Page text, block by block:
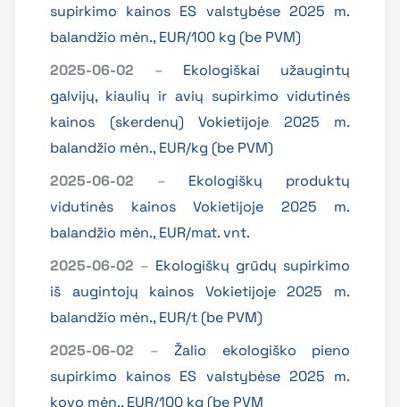
supirkimo kainos ES valstybėse 2025 m.
balandžio mėn., EUR/100 kg (be PVM)
2025-06-02 – Ekologiškai užaugintų
galvijų, kiaulių ir avių supirkimo vidutinės
kainos (skerdenų) Vokietijoje 2025 m.
balandžio mėn., EUR/kg (be PVM)
2025-06-02 – Ekologiškų produktų
vidutinės kainos Vokietijoje 2025 m.
balandžio mėn., EUR/mat. vnt.
2025-06-02 – Ekologiškų grūdų supirkimo
iš augintojų kainos Vokietijoje 2025 m.
balandžio mėn., EUR/t (be PVM)
2025-06-02 – Žalio ekologiško pieno
supirkimo kainos ES valstybėse 2025 m.
kovo mėn., EUR/100 kg (be PVM